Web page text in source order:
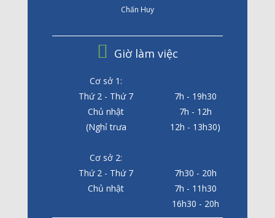
Chấn Huy
Giờ làm việc
Cơ sở 1:
Thứ 2 - Thứ 7
7h - 19h30
Chủ nhật
7h - 12h
(Nghỉ trưa
12h - 13h30)
Cơ sở 2:
Thứ 2 - Thứ 7
7h30 - 20h
Chủ nhật
7h - 11h30
16h30 - 20h